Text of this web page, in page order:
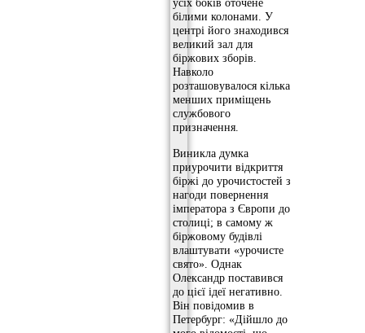
білими колонами. У
центрі його знаходився
великий зал для
біржових зборів.
Навколо
розташовувалося кілька
менших приміщень
службового
призначення.
Виникла думка
приурочити відкриття
біржі до урочистостей з
нагоди повернення
імператора з Європи до
столиці; в самому ж
біржовому будівлі
влаштувати «урочисте
свято». Однак
Олександр поставився
до цієї ідеї негативно.
Він повідомив в
Петербург: «Дійшло до